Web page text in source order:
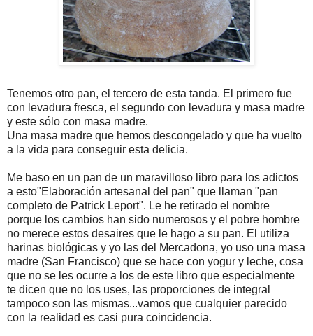
Tenemos otro pan, el tercero de esta tanda. El primero fue
con levadura fresca, el segundo con levadura y masa madre
y este sólo con masa madre.
Una masa madre que hemos descongelado y que ha vuelto
a la vida para conseguir esta delicia.
Me baso en un pan de un maravilloso libro para los adictos
a esto"Elaboración artesanal del pan" que llaman "pan
completo de Patrick Leport". Le he retirado el nombre
porque los cambios han sido numerosos y el pobre hombre
no merece estos desaires que le hago a su pan. El utiliza
harinas biológicas y yo las del Mercadona, yo uso una masa
madre (San Francisco) que se hace con yogur y leche, cosa
que no se les ocurre a los de este libro que especialmente
te dicen que no los uses, las proporciones de integral
tampoco son las mismas...vamos que cualquier parecido
con la realidad es casi pura coincidencia.